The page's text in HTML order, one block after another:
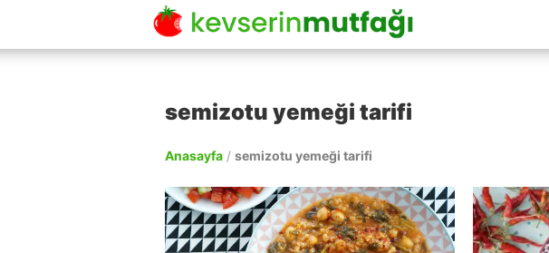
semizotu yemeği tarifi
Anasayfa / semizotu yemeği tarifi